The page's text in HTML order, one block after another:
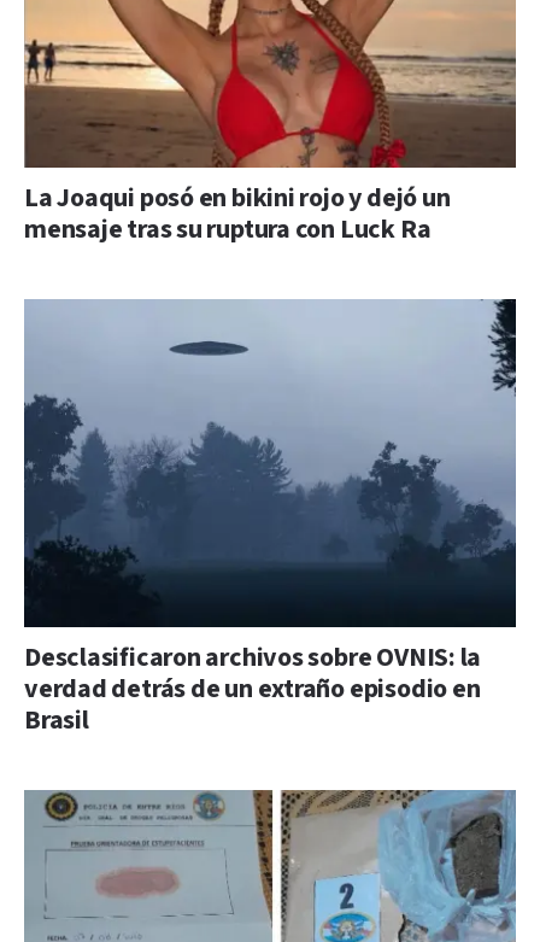
La Joaqui posó en bikini rojo y dejó un
mensaje tras su ruptura con Luck Ra
Desclasificaron archivos sobre OVNIS: la
verdad detrás de un extraño episodio en
Brasil